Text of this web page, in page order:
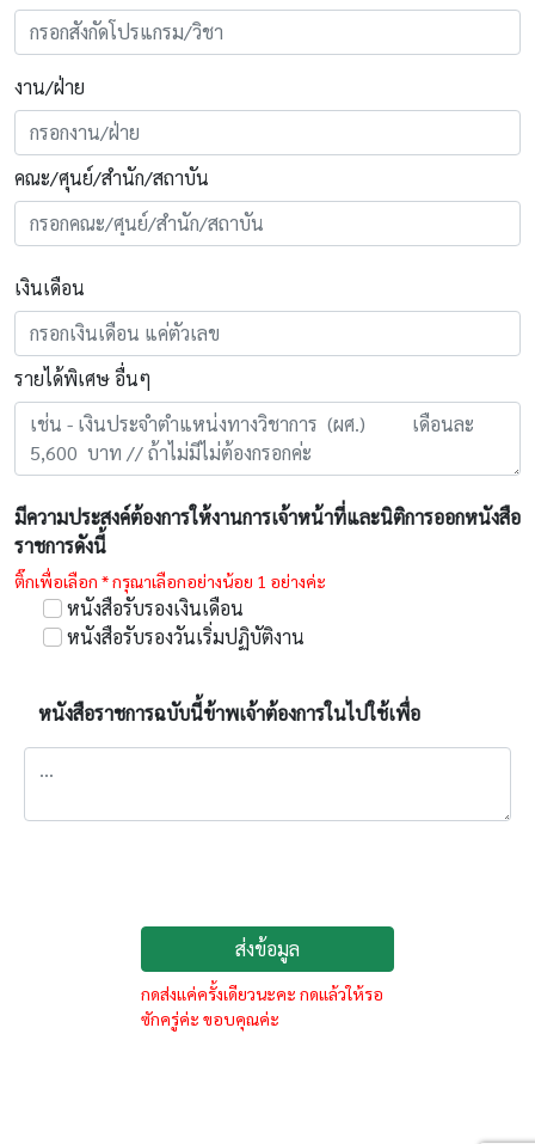
งาน/ฝ่าย
คณะ/ศุนย์/สำนัก/สถาบัน
เงินเดือน
รายได้พิเศษ อื่นๆ
มีความประสงค์ต้องการให้งานการเจ้าหน้าที่และนิติการออกหนังสือ
ราชการดังนี้
ติ๊กเพื่อเลือก * กรุณาเลือกอย่างน้อย 1 อย่างค่ะ
หนังสือรับรองเงินเดือน
หนังสือรับรองวันเริ่มปฏิบัติงาน
หนังสือราชการฉบับนี้ข้าพเจ้าต้องการในไปใช้เพื่อ
ส่งข้อมูล
กดส่งแค่ครั้งเดียวนะคะ กดแล้วให้รอ
ซักครู่ค่ะ ขอบคุณค่ะ